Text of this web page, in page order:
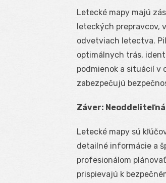
Letecké mapy majú
leteckých prepravcov,
odvetviach letectva.
optimálnych trás,
podmienok a situácií v
zabezpečujú
Záver:
Letecké mapy sú
detailné informácie a
profesionálom
prispievajú k